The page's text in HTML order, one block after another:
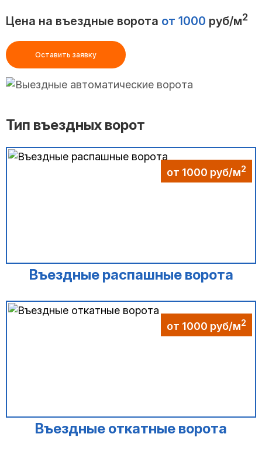
Цена на въездные ворота от 1000 руб/м2
Оставить заявку
Тип въездных ворот
от 1000 руб/м2
Въездные распашные ворота
от 1000 руб/м2
Въездные откатные ворота